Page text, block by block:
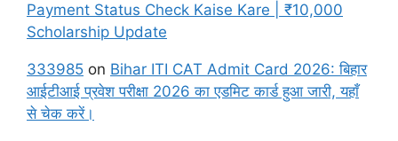
Payment Status Check Kaise Kare | ₹10,000
Scholarship Update
333985 on Bihar ITI CAT Admit Card 2026: बिहार
आईटीआई प्रवेश परीक्षा 2026 का एडमिट कार्ड हुआ जारी, यहाँ
से चेक करें।